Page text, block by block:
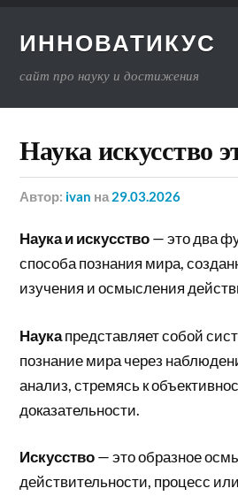
ИННОВАТИКУС
сайт про науку и достижения
Наука искусство
Автор: ivan на 29.03.2026
Наука и искусство— это два
способа познания мира,
изучения и осмысления
Наукапредставляет собой
познание мира через
анализ, стремясь к
доказательности.
Искусство— это образное
действительности, процесс